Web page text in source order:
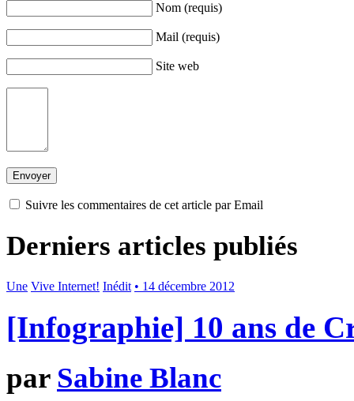
Nom (requis)
Mail (requis)
Site web
Suivre les commentaires de cet article par Email
Derniers articles publiés
Une Vive Internet! Inédit • 14 décembre 2012
[Infographie] 10 ans de
par Sabine Blanc